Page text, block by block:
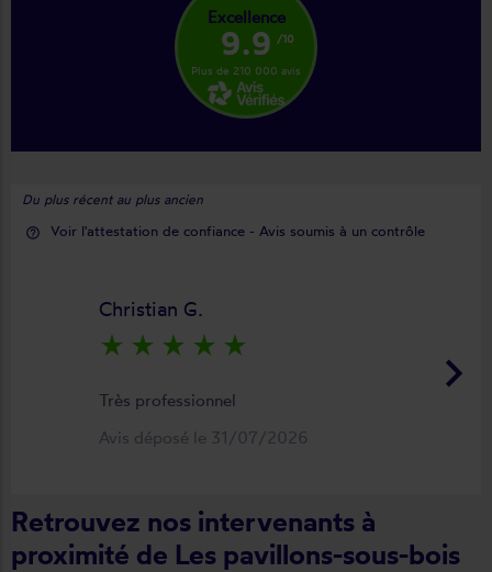
Excellence
9.9 /10
Plus de 210 000 avis
Du plus récent au plus ancien
help_outline Voir l'attestation de confiance - Avis soumis à un contrôle
keyboard_arrow_right
Christian G.
star_rate star_rate star_rate star_rate star_rate
Très professionnel
Avis déposé le 31/07/2026
Retrouvez nos intervenants à
proximité de Les pavillons-sous-bois